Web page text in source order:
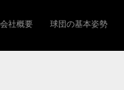
会社概要 球団の基本姿勢